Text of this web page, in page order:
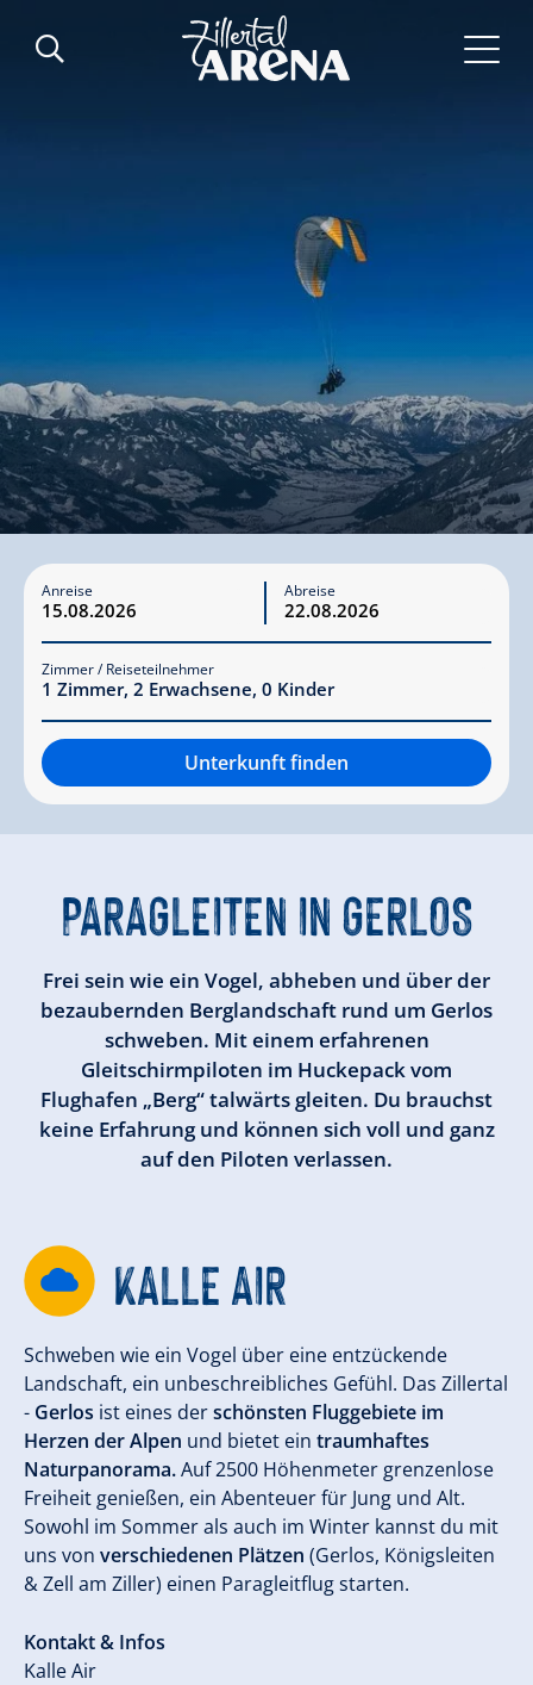
Anreise Abreise
Zimmer / Reiseteilnehmer
1 Zimmer, 2 Erwachsene, 0 Kinder
Unterkunft finden
PARAGLEITEN IN GERLOS
Frei sein wie ein Vogel, abheben und über der
bezaubernden Berglandschaft rund um Gerlos
schweben. Mit einem erfahrenen
Gleitschirmpiloten im Huckepack vom
Flughafen „Berg“ talwärts gleiten. Du brauchst
keine Erfahrung und können sich voll und ganz
auf den Piloten verlassen.
KALLE AIR
Schweben wie ein Vogel über eine entzückende
Landschaft, ein unbeschreibliches Gefühl. Das Zillertal
- Gerlos ist eines derschönsten Fluggebiete im
Herzen der Alpen und bietet ein traumhaftes
Naturpanorama.Auf 2500 Höhenmeter grenzenlose
Freiheit genießen, ein Abenteuer für Jung und Alt.
Sowohl im Sommer als auch im Winter kannst du mit
uns von verschiedenen Plätzen (Gerlos, Königsleiten
& Zell am Ziller) einen Paragleitflug starten.
Kontakt & Infos
Kalle Air